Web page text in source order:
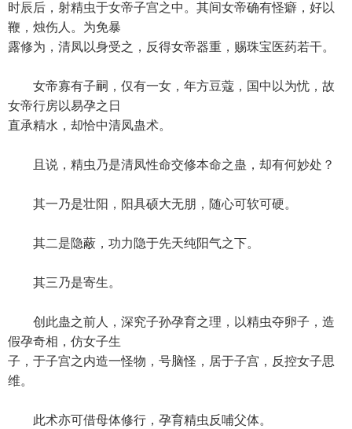
时辰后，射精虫于女帝子宫之中。其间女帝确有怪癖，好以
鞭，烛伤人。为免暴
露修为，清凤以身受之，反得女帝器重，赐珠宝医药若干。
女帝寡有子嗣，仅有一女，年方豆蔻，国中以为忧，故
女帝行房以易孕之日
直承精水，却恰中清凤蛊术。
且说，精虫乃是清凤性命交修本命之蛊，却有何妙处？
其一乃是壮阳，阳具硕大无朋，随心可软可硬。
其二是隐蔽，功力隐于先天纯阳气之下。
其三乃是寄生。
创此蛊之前人，深究子孙孕育之理，以精虫夺卵子，造
假孕奇相，仿女子生
子，于子宫之内造一怪物，号脑怪，居于子宫，反控女子思
维。
此术亦可借母体修行，孕育精虫反哺父体。